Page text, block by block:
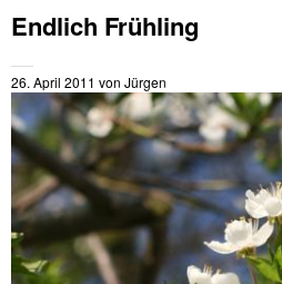
Endlich Frühling
26. April 2011 von Jürgen